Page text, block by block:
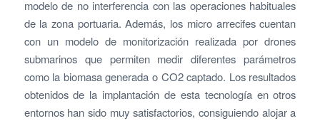
modelo de no interferencia con las operaciones habituales
de la zona portuaria. Además, los micro arrecifes cuentan
con un modelo de monitorización realizada por drones
submarinos que permiten medir diferentes parámetros
como la biomasa generada o CO2 captado. Los resultados
obtenidos de la implantación de esta tecnología en otros
entornos han sido muy satisfactorios, consiguiendo alojar a